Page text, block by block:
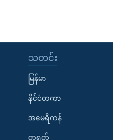
သတင်း
မြန်မာ
နိုင်ငံတကာ
အမေရိကန်
တရုတ်